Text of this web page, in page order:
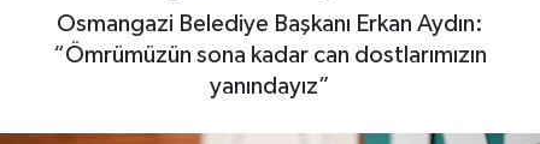
Osmangazi Belediye Başkanı Erkan Aydın:
“Ömrümüzün sona kadar can dostlarımızın
yanındayız”
Genel